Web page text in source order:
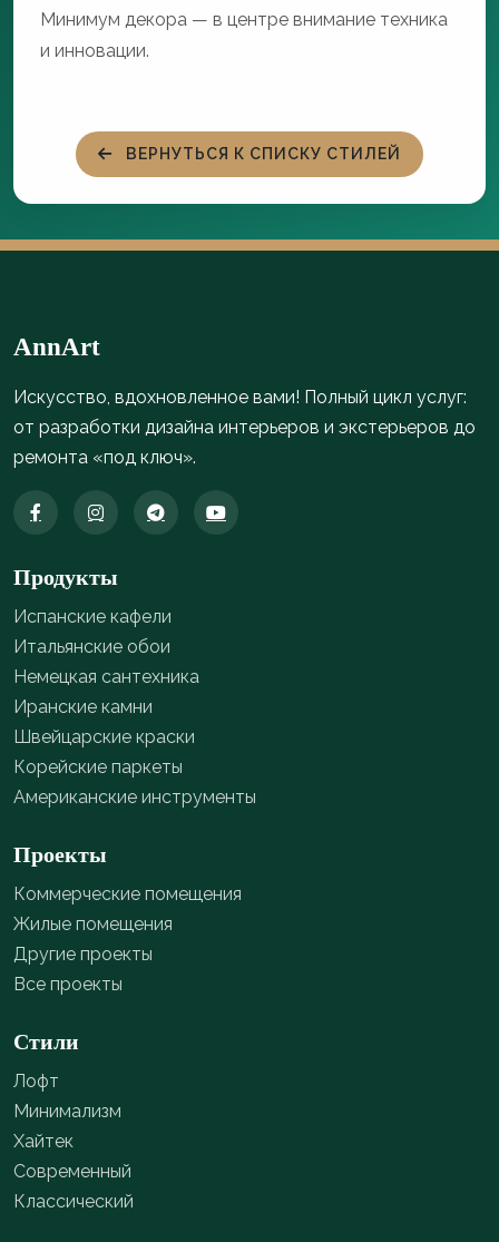
Минимум декора — в центре внимание техника
и инновации.
ВЕРНУТЬСЯ К СПИСКУ СТИЛЕЙ
AnnArt
Искусство, вдохновленное вами! Полный цикл услуг:
от разработки дизайна интерьеров и экстерьеров до
ремонта «под ключ».
Продукты
Испанские кафели
Итальянские обои
Немецкая сантехника
Иранские камни
Швейцарские краски
Корейские паркеты
Американские инструменты
Проекты
Коммерческие помещения
Жилые помещения
Другие проекты
Все проекты
Стили
Лофт
Минимализм
Хайтек
Современный
Классический